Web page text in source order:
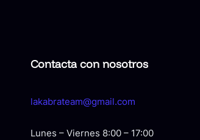
Contacta con nosotros
lakabrateam@gmail.com
Lunes – Viernes 8:00 – 17:00